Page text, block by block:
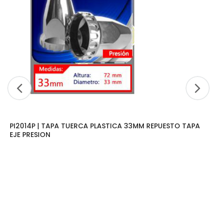
PI2014P | TAPA TUERCA PLASTICA 33MM REPUESTO TAPA
EJE PRESION